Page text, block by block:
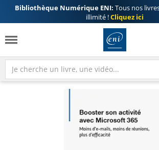
Bibliothèque Numérique ENI: Tous nos
illimité !Cliquez ici